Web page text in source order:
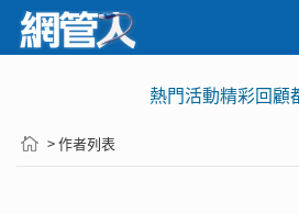
熱門活動精彩回顧
> 作者列表